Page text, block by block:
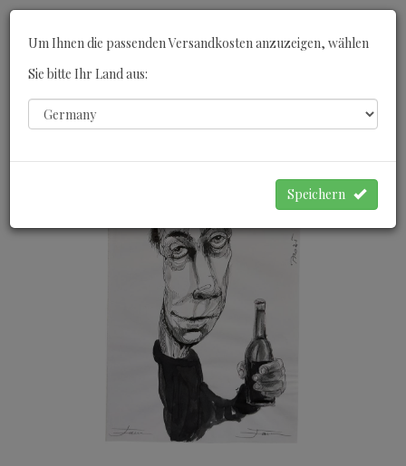
Um Ihnen die passenden Versandkosten anzuzeigen, wählen
Sie bitte Ihr Land aus:
Speichern